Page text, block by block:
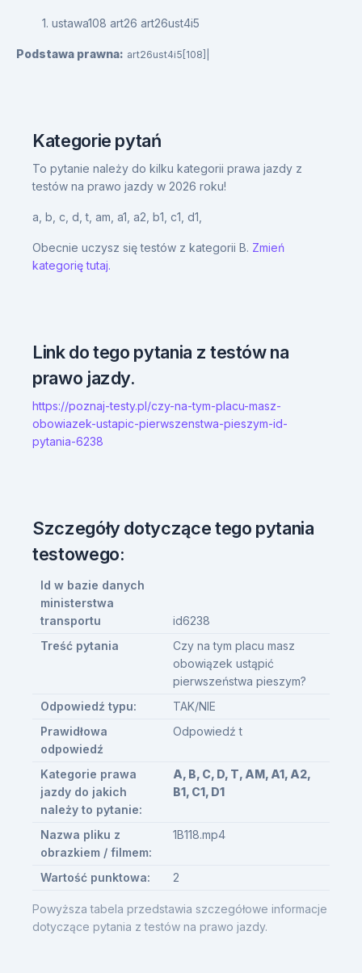
1. ustawa108 art26 art26ust4i5
Podstawa prawna: art26ust4i5[108]|
Kategorie pytań
To pytanie należy do kilku kategorii prawa jazdy z
testów na prawo jazdy w 2026 roku!
a, b, c, d,t, am, a1, a2, b1, c1, d1,
Obecnie uczysz się testów z kategorii B. Zmień
kategorię tutaj.
Link do tego pytania z testów na
prawo jazdy.
https://poznaj-testy.pl/czy-na-tym-placu-masz-
obowiazek-ustapic-pierwszenstwa-pieszym-id-
pytania-6238
Szczegóły dotyczące tego pytania
testowego:
Powyższa tabela przedstawia szczegółowe informacje
dotyczące pytania z testów na prawo jazdy.
Id w bazie danych
ministerstwa
transportu
id6238
Treść pytania
Czy na tym placu masz
obowiązek ustąpić
pierwszeństwa pieszym?
Odpowiedź typu:
TAK/NIE
Prawidłowa
odpowiedź
Odpowiedź t
Kategorie prawa
jazdy do jakich
należy to pytanie:
A, B, C, D, T, AM, A1, A2,
B1, C1, D1
Nazwa pliku z
obrazkiem / filmem:
1B118.mp4
Wartość punktowa: 2